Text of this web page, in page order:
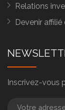
Relations
Devenir
Inscrivez-vous